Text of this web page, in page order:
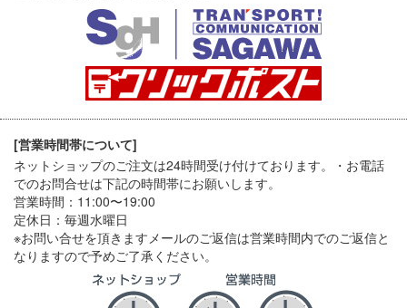
[営業時間帯について]
ネットショップのご注文は24時間受け付けております。・お電話
でのお問合せは下記の時間帯にお願いします。
営業時間：11:00〜19:00
定休日：毎週水曜日
※お問い合せを頂きますメールのご返信は営業時間内でのご返信と
なりますので予めご了承ください。